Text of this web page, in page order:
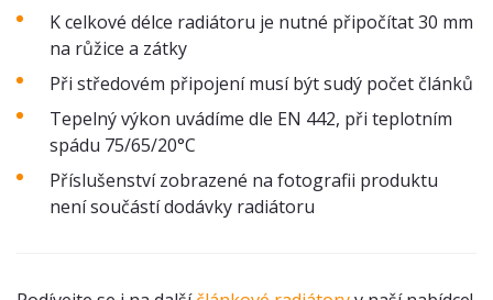
K celkové délce radiátoru je nutné připočítat 30 mm
na růžice a zátky
Při středovém připojení musí být sudý počet článků
Tepelný výkon uvádíme dle EN 442, při teplotním
spádu 75/65/20°C
Příslušenství zobrazené na fotografii produktu
není součástí dodávky radiátoru